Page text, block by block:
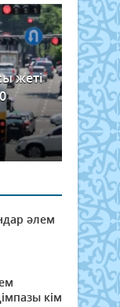
жеті
әлем
кім